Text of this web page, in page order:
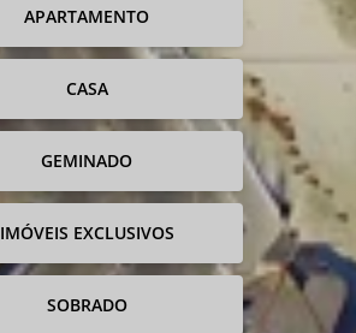
APARTAMENTO
CASA
GEMINADO
IMÓVEIS EXCLUSIVOS
SOBRADO